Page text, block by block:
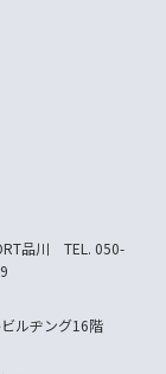
品川 TEL. 050-
ルヂング16階